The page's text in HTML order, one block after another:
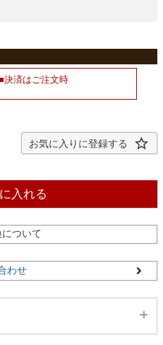
決済はご注文時
お気に入りに登録する
入れる
ついて
わせ